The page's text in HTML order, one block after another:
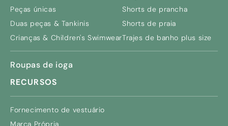
Peças únicas
Duas peças & Tankinis
Crianças & Children's Swimwear
Shorts de prancha
Shorts de praia
Trajes de banho plus size
Roupas de ioga
RECURSOS
Fornecimento de vestuário
Marca Própria